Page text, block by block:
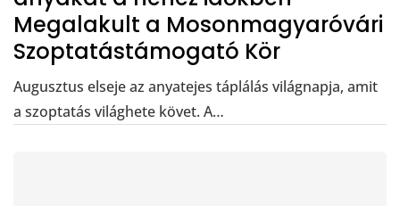
Megalakult a Mosonmagyaróvári
Szoptatástámogató Kör
Augusztus elseje az anyatejes táplálás világnapja, amit
a szoptatás világhete követ. A…